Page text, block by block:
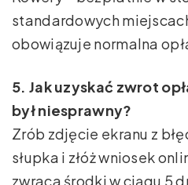
standardowych
obowiązuje normalna
5. Jak uzyskać zwrot
był niesprawny?
Zrób zdjęcie ekranu z
słupka i złóż wniosek
zwraca środki w ciągu 5